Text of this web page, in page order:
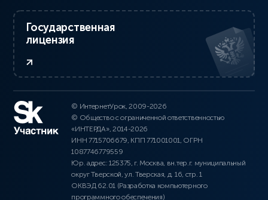
Государственная
лицензия
© ИнтернетУрок, 2009-2026
© Общество с ограниченной ответственностью
«ИНТЕРДА», 2014-2026
ИНН 7715706679, КПП 771001001, ОГРН
1087746779559
Юр. адрес: 125375, г. Москва, вн.тер.г. муниципальный
округ Тверской, ул. Тверская, д. 16, стр. 1
ОКВЭД 62.01 (Разработка компьютерного
программного обеспечения)